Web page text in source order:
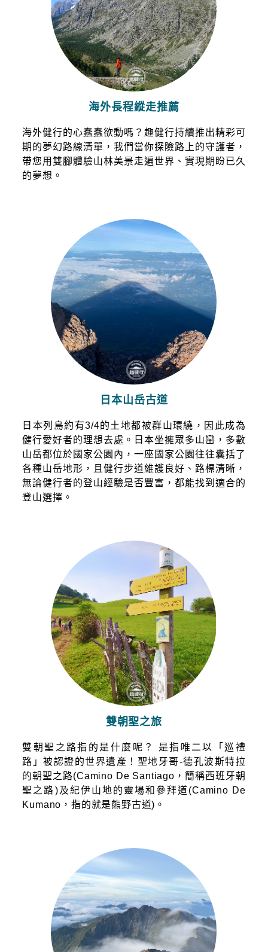
海外長程縱走推薦
海外健行的心蠢蠢欲動嗎？趣健行持續推出精彩可
期的夢幻路線清單，我們當你探險路上的守護者，
帶您用雙腳體驗山林美景走遍世界、實現期盼已久
的夢想。
日本山岳古道
日本列島約有3/4的土地都被群山環繞，因此成為
健行愛好者的理想去處。日本坐擁眾多山巒，多數
山岳都位於國家公園內，一座國家公園往往囊括了
各種山岳地形，且健行步道維護良好、路標清晰，
無論健行者的登山經驗是否豐富，都能找到適合的
登山選擇。
雙朝聖之旅
雙朝聖之路指的是什麼呢？ 是指唯二以「巡禮
路」被認證的世界遺產！聖地牙哥-德孔波斯特拉
的朝聖之路(Camino De Santiago，簡稱西班牙朝
聖之路)及紀伊山地的靈場和參拜道(Camino De
Kumano，指的就是熊野古道)。